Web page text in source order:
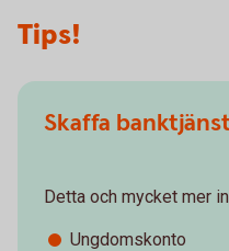
Tips!
Skaffa
Detta och mycket mer
Ungdomskonto